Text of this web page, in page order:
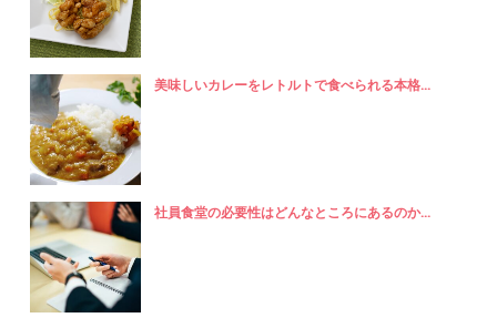
美味しいカレーをレトルトで食べられる本格...
社員食堂の必要性はどんなところにあるのか...